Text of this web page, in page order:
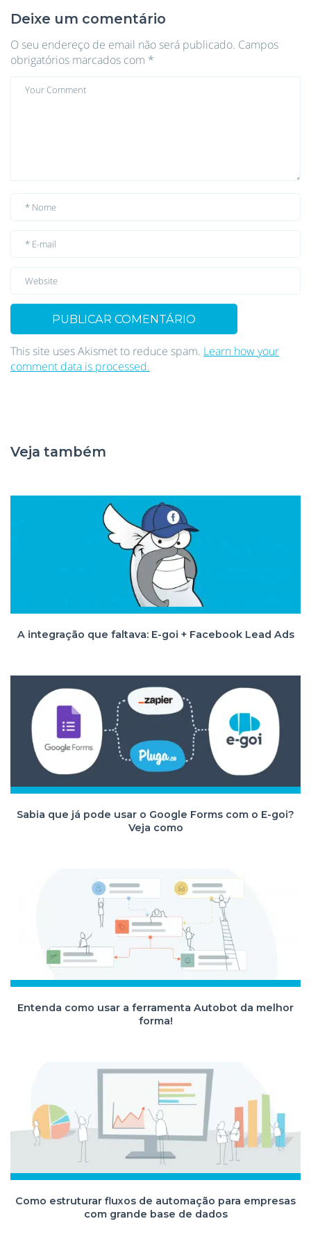
Deixe um comentário
O seu endereço de email não será publicado. Campos
obrigatórios marcados com *
This site uses Akismet to reduce spam. Learn how your
comment data is processed.
Veja também
A integração que faltava: E-goi + Facebook Lead Ads
Sabia que já pode usar o Google Forms com o E-goi?
Veja como
Entenda como usar a ferramenta Autobot da melhor
forma!
Como estruturar fluxos de automação para empresas
com grande base de dados